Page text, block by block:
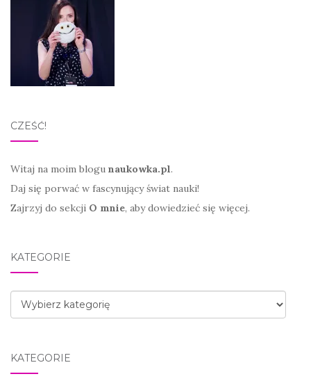
CZEŚĆ!
Witaj na moim blogu naukowka.pl.
Daj się porwać w fascynujący świat nauki!
Zajrzyj do sekcji O mnie, aby dowiedzieć się więcej.
KATEGORIE
Kategorie
KATEGORIE